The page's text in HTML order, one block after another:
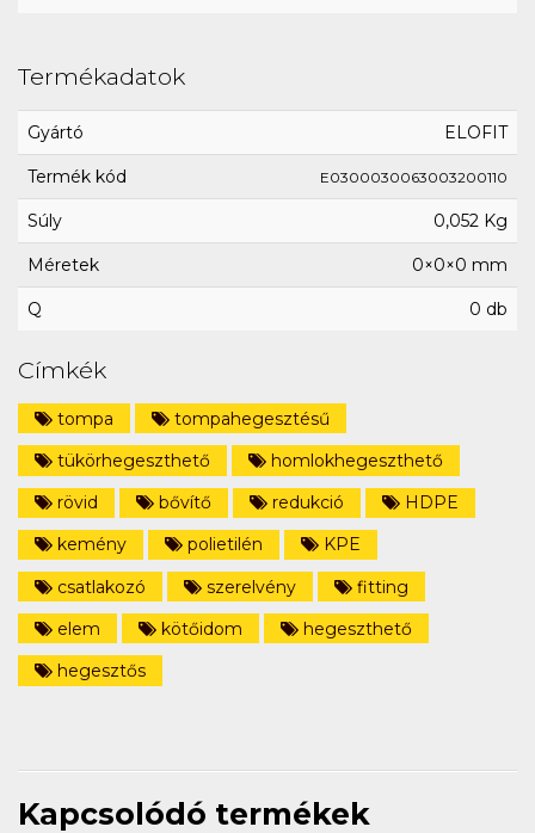
Termékadatok
Gyártó ELOFIT
Termék kód E0300030063003200110
Súly 0,052 Kg
Méretek 0×0×0 mm
Q 0 db
Címkék
tompa
tompahegesztésű
tükörhegeszthető
homlokhegeszthető
rövid
bővítő redukció
HDPE
kemény
polietilén
KPE
csatlakozó
szerelvény
fitting
elem
kötőidom
hegeszthető
hegesztős
Kapcsolódó termékek